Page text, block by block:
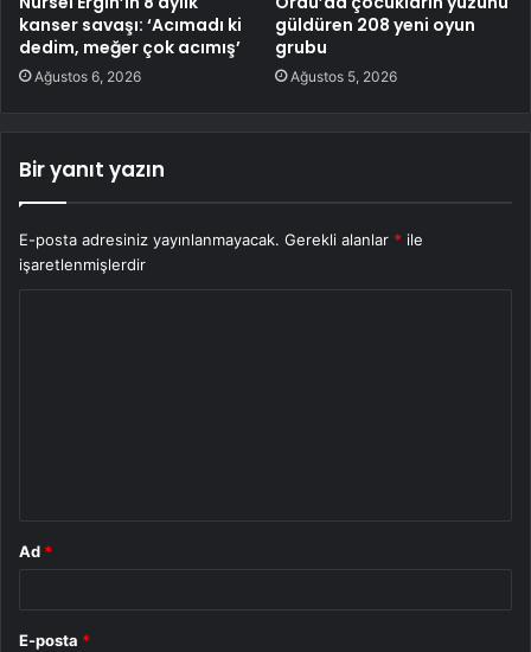
kanser savaşı: ‘Acımadı ki
dedim, meğer çok acımış’
Ağustos 6, 2026
güldüren 208 yeni oyun
grubu
Ağustos 5, 2026
Bir yanıt yazın
E-posta adresiniz yayınlanmayacak. Gerekli alanlar * ile
işaretlenmişlerdir
Ad *
E-posta *